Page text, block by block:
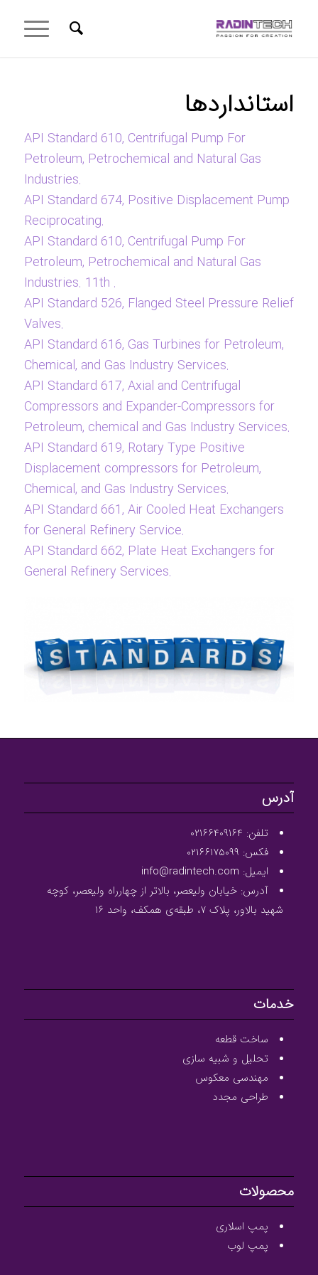
استانداردها
API Standard 610, Centrifugal Pump For
Petroleum, Petrochemical and Natural Gas
Industries.
API Standard 674, Positive Displacement Pump
Reciprocating.
API Standard 610, Centrifugal Pump For
Petroleum, Petrochemical and Natural Gas
Industries. 11th .
API Standard 526, Flanged Steel Pressure Relief
Valves.
API Standard 616, Gas Turbines for Petroleum,
Chemical, and Gas Industry Services.
API Standard 617, Axial and Centrifugal
Compressors and Expander-Compressors for
Petroleum, chemical and Gas Industry Services.
API Standard 619, Rotary Type Positive
Displacement compressors for Petroleum,
Chemical, and Gas Industry Services.
API Standard 661, Air Cooled Heat Exchangers
for General Refinery Service.
API Standard 662, Plate Heat Exchangers for
General Refinery Services.
آدرس
تلفن: ۰۲۱۶۶۴۰۹۱۶۴
فکس: ۰۲۱۶۶۱۷۵۰۹۹
ایمیل: info@radintech.com
آدرس: خیابان ولیعصر، بالاتر از چهارراه ولیعصر، کوچه
شهید بالاور، پلاک ۷، طبقه‌ی همکف، واحد ۱۶
خدمات
ساخت قطعه
تحلیل و شبیه سازی
مهندسی معکوس
طراحی مجدد
محصولات
پمپ اسلاری
پمپ لوب